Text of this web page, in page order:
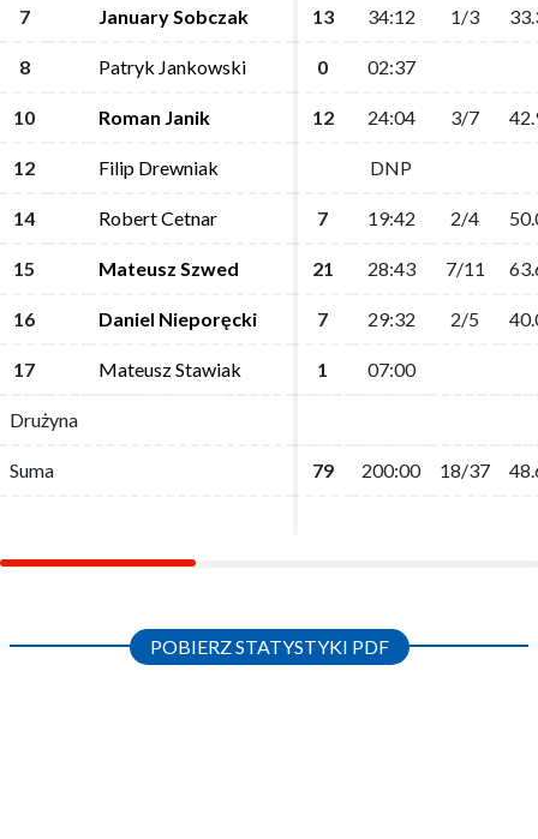
7 January Sobczak 13 34:12 1/3
8 Patryk Jankowski 0 02:37
10 Roman Janik 12 24:04 3/7
12 Filip Drewniak DNP
14 Robert Cetnar 7 19:42 2/4
15 Mateusz Szwed 21 28:43 7/11
16 Daniel Nieporęcki 7 29:32 2/5
17 Mateusz Stawiak 1 07:00
Drużyna
Suma 79 200:00 18/37
7 January Sobczak 13 34:12 1/3
8 Patryk Jankowski 0 02:37
10 Roman Janik 12 24:04 3/7
12 Filip Drewniak DNP
14 Robert Cetnar 7 19:42 2/4
15 Mateusz Szwed 21 28:43 7/11
16 Daniel Nieporęcki 7 29:32 2/5
17 Mateusz Stawiak 1 07:00
Drużyna
Suma 79 200:00 18/37
POBIERZ STATYSTYKI PDF